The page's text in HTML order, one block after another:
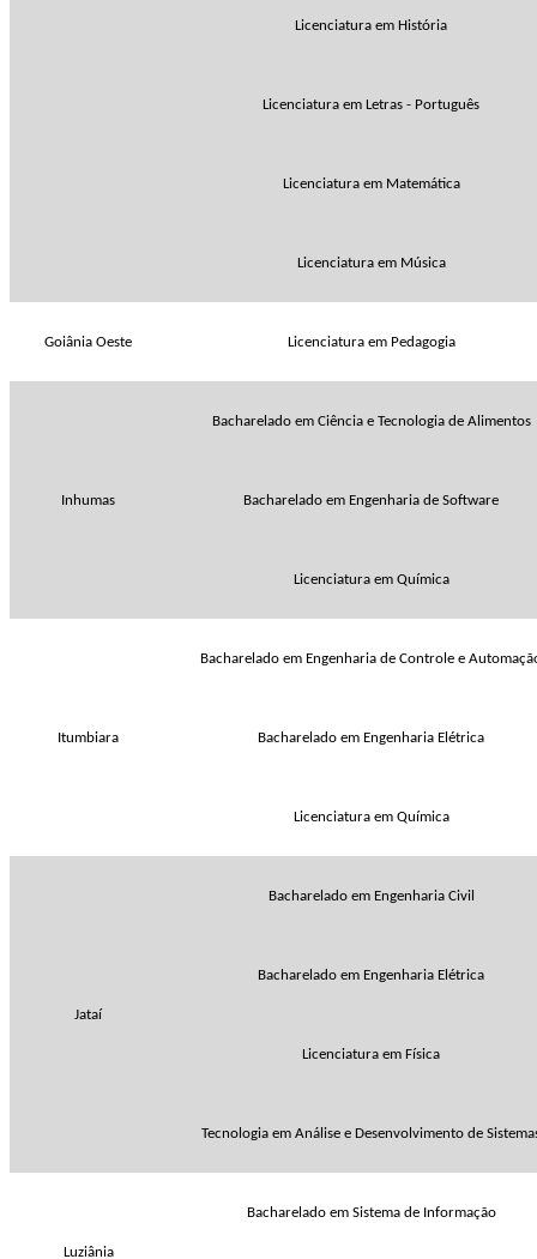
Licenciatura em História
Licenciatura em Letras - Português
Licenciatura em Matemática
Licenciatura em Música
Goiânia Oeste Licenciatura em Pedagogia
Inhumas
Bacharelado em Ciência e Tecnologia de Alimentos
Bacharelado em Engenharia de Software
Licenciatura em Química
Itumbiara
Bacharelado em Engenharia de Controle e
Bacharelado em Engenharia Elétrica
Licenciatura em Química
Jataí
Bacharelado em Engenharia Civil
Bacharelado em Engenharia Elétrica
Licenciatura em Física
Tecnologia em Análise e Desenvolvimento de
Luziânia
Bacharelado em Sistema de Informação